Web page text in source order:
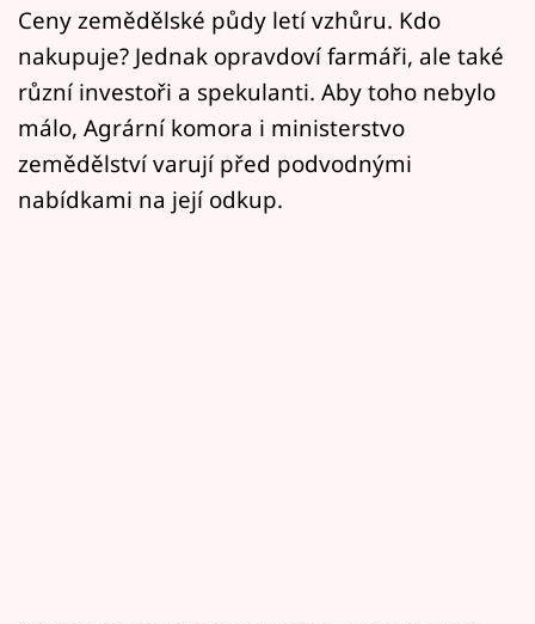
Přihlášení
Sledujte nás
Ceny zemědělské půdy letí vzhůru. Kdo
nakupuje? Jednak opravdoví farmáři, ale také
různí investoři a spekulanti. Aby toho nebylo
málo, Agrární komora i ministerstvo
zemědělství varují před podvodnými
nabídkami na její odkup.